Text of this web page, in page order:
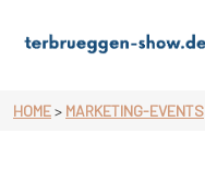
content
HOME> MARKETING-EVENTS